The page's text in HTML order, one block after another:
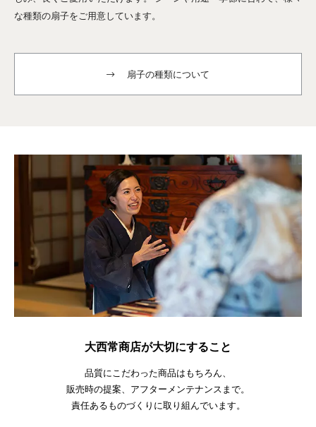
な種類の扇子をご用意しています。
扇子の種類について
大西常商店が大切にすること
品質にこだわった商品はもちろん、
販売時の提案、アフターメンテナンスまで。
責任あるものづくりに取り組んでいます。